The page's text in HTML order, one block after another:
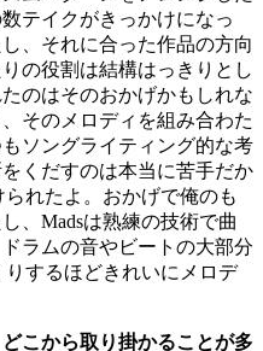
テイクがきっかけになっ
、それに合った作品の方向
の役割は結構はっきりとし
のはそのおかげかもしれな
そのメロディを組み合わた
ソングライティング的な考
くだすのは本当に苦手だか
れたよ。おかげで俺のも
、Madsは熟練の技術で曲
ラムの音やビートの大部分
りするほどきれいにメロデ
こから取り掛かることが多